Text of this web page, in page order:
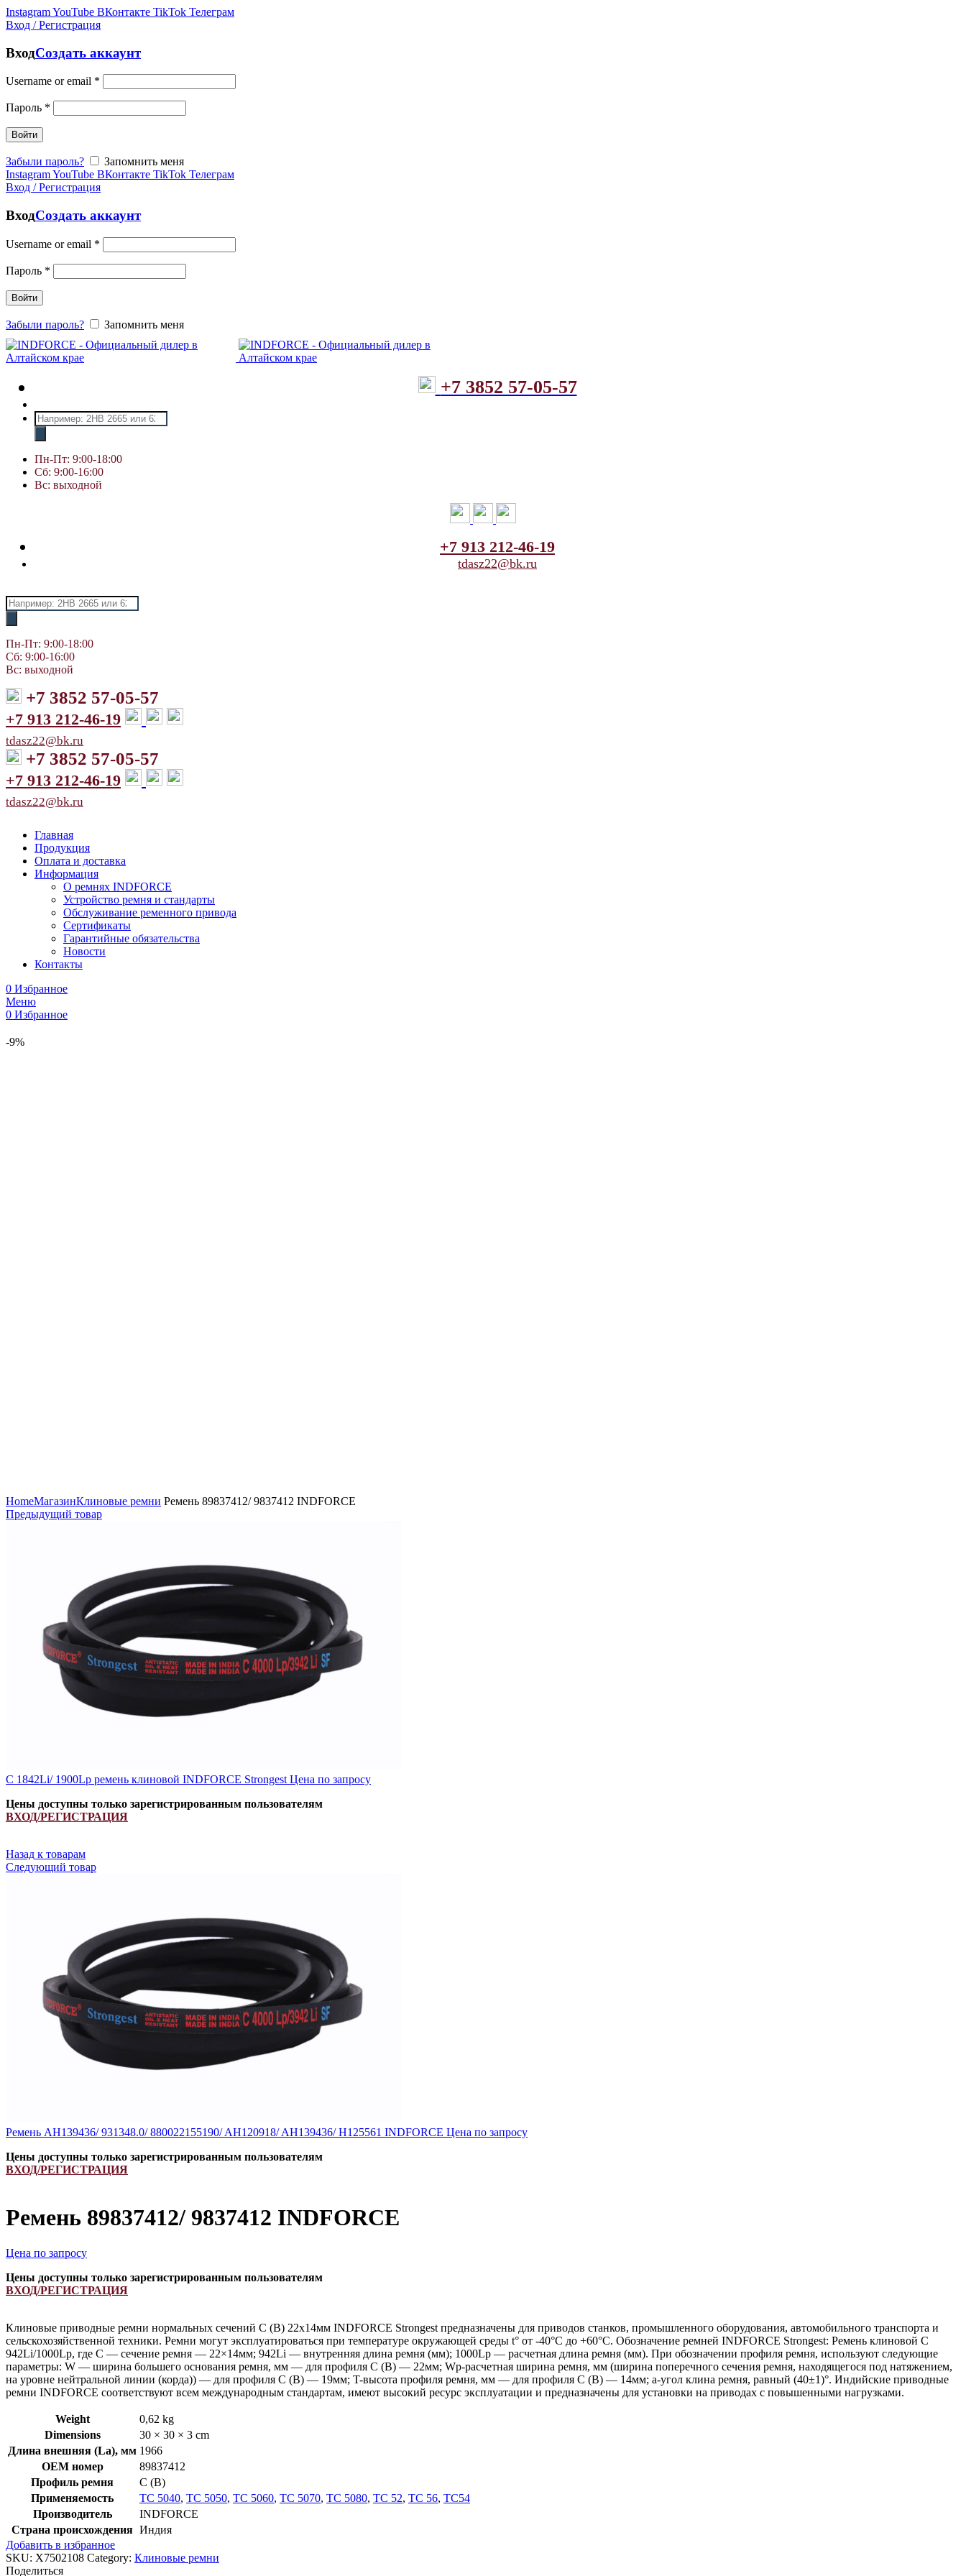
InstagramYouTube ВКонтакте TikTok Телеграм
Вход / Регистрация
ВходСоздать аккаунт
Username or email *
Пароль *
Войти
Забыли пароль?
Запомнить меня
InstagramYouTube ВКонтакте TikTok Телеграм
Вход / Регистрация
ВходСоздать аккаунт
Username or email *
Пароль *
Войти
Забыли пароль? Запомнить меня
+7 3852 57-05-57
Поиск
товаров
Пн-Пт: 9:00-18:00
Сб: 9:00-16:00
Вс: выходной
+7 913 212-46-19
tdasz22@bk.ru
Поиск
товаров
Пн-Пт: 9:00-18:00
Сб: 9:00-16:00
Вс: выходной
+7 3852 57-05-57
+7 913 212-46-19
tdasz22@bk.ru
+7 3852 57-05-57
+7 913 212-46-19
tdasz22@bk.ru
Главная
Продукция
Оплата и доставка
Информация
О ремнях INDFORCE
Устройство ремня и стандарты
Обслуживание ременного привода
Сертификаты
Гарантийные обязательства
Новости
Контакты
0 Избранное
Меню
0 Избранное
-9%
HomeМагазинКлиновые ремни Ремень 89837412/ 9837412 INDFORCE
Предыдущий товар
C 1842Li/ 1900Lp ремень клиновой INDFORCE Strongest Цена по запросу
Цены доступны только зарегистрированным пользователям
ВХОД/РЕГИСТРАЦИЯ
Назад к товарам
Следующий товар
Ремень AH139436/ 931348.0/ 880022155190/ AH120918/ AH139436/ H125561 INDFORCE Цена по запросу
Цены доступны только зарегистрированным пользователям
ВХОД/РЕГИСТРАЦИЯ
Ремень 89837412/ 9837412 INDFORCE
Цена по запросу
Цены доступны только зарегистрированным пользователям
ВХОД/РЕГИСТРАЦИЯ
Клиновые приводные ремни нормальных сечений С (В) 22х14мм INDFORCE Strongest предназначены для приводов станков, промышленного оборудования, автомобильного транспорта и
сельскохозяйственной техники. Ремни могут эксплуатироваться при температуре окружающей среды t° от -40°С до +60°С. Обозначение ремней INDFORCE Strongest: Ремень клиновой С
942Li/1000Lp, где C — сечение ремня — 22×14мм; 942Li — внутренняя длина ремня (мм); 1000Lp — расчетная длина ремня (мм). При обозначении профиля ремня, используют следующие
параметры: W — ширина большего основания ремня, мм — для профиля С (В) — 22мм; Wp-расчетная ширина ремня, мм (ширина поперечного сечения ремня, находящегося под натяжением,
на уровне нейтральной линии (корда)) — для профиля С (В) — 19мм; T-высота профиля ремня, мм — для профиля С (В) — 14мм; a-угол клина ремня, равный (40±1)°. Индийские приводные
ремни INDFORCE соответствуют всем международным стандартам, имеют высокий ресурс эксплуатации и предназначены для установки на приводах с повышенными нагрузками.
Weight
0,62 kg
Dimensions
30 × 30 × 3 cm
Длина внешняя (La), мм 1966
OEM номер
89837412
Профиль ремня
C (В)
Применяемость
TC 5040, TC 5050, TC 5060, TC 5070, TC 5080, TC 52, TC 56, TC54
Производитель
INDFORCE
Страна происхождения Индия
Добавить в избранное
SKU: X7502108 Category: Клиновые ремни
Поделиться